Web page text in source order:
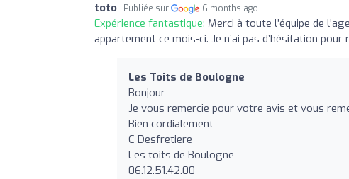
toto Publiée sur 6 months ago
Expérience fantastique: Merci à toute l’équipe de
appartement ce mois-ci. Je n’ai pas d’hésitation
Les Toits de Boulogne
Bonjour
Je vous remercie pour votre avis et vous
Bien cordialement
C Desfretiere
Les toits de Boulogne
06.12.51.42.00